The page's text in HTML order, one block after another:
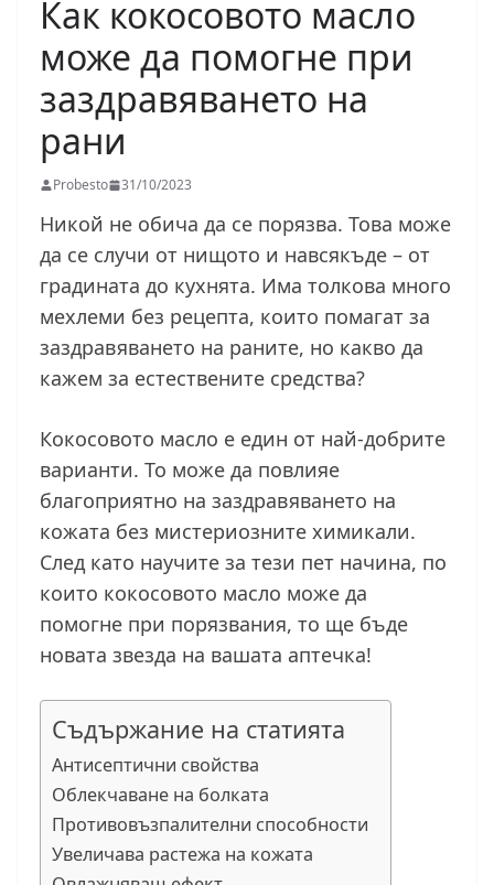
Как кокосовото масло
може да помогне при
заздравяването на
рани
Probesto 31/10/2023
Никой не обича да се порязва. Това може
да се случи от нищото и навсякъде – от
градината до кухнята. Има толкова много
мехлеми без рецепта, които помагат за
заздравяването на раните, но какво да
кажем за естествените средства?
Кокосовото масло е един от най-добрите
варианти. То може да повлияе
благоприятно на заздравяването на
кожата без мистериозните химикали.
След като научите за тези пет начина, по
които кокосовото масло може да
помогне при порязвания, то ще бъде
новата звезда на вашата аптечка!
Съдържание на статията
Антисептични свойства
Облекчаване на болката
Противовъзпалителни способности
Увеличава растежа на кожата